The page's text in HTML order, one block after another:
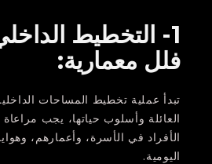
1- التخطيط
فلل معمارية:
تبدأ عملية تخطيط المساحات
العائلة وأسلوب حياتها، يجب
الأفراد في الأسرة، وأعمارهم،
اليومية.